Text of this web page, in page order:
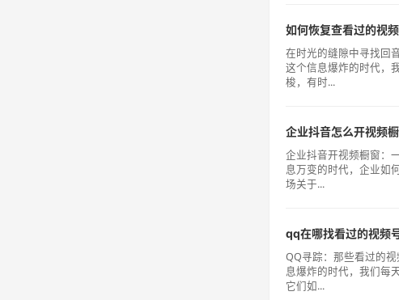
如何恢复查看过的视
在时光的缝隙中寻找回
这个信息爆炸的时代，
梭，有时...
企业抖音怎么开视频
企业抖音开视频橱窗：
息万变的时代，企业如
场关于...
qq在哪找看过的视频
QQ寻踪：那些看过的
息爆炸的时代，我们每
它们如...